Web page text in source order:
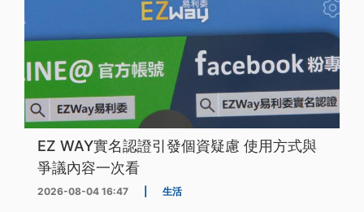
EZ WAY實名認證引發個資疑慮 使用方式與
爭議內容一次看
2026-08-04 16:47 生活